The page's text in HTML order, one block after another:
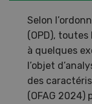
Selon
(OPD),
à quelques
l’objet
des
(OFAG 2024)